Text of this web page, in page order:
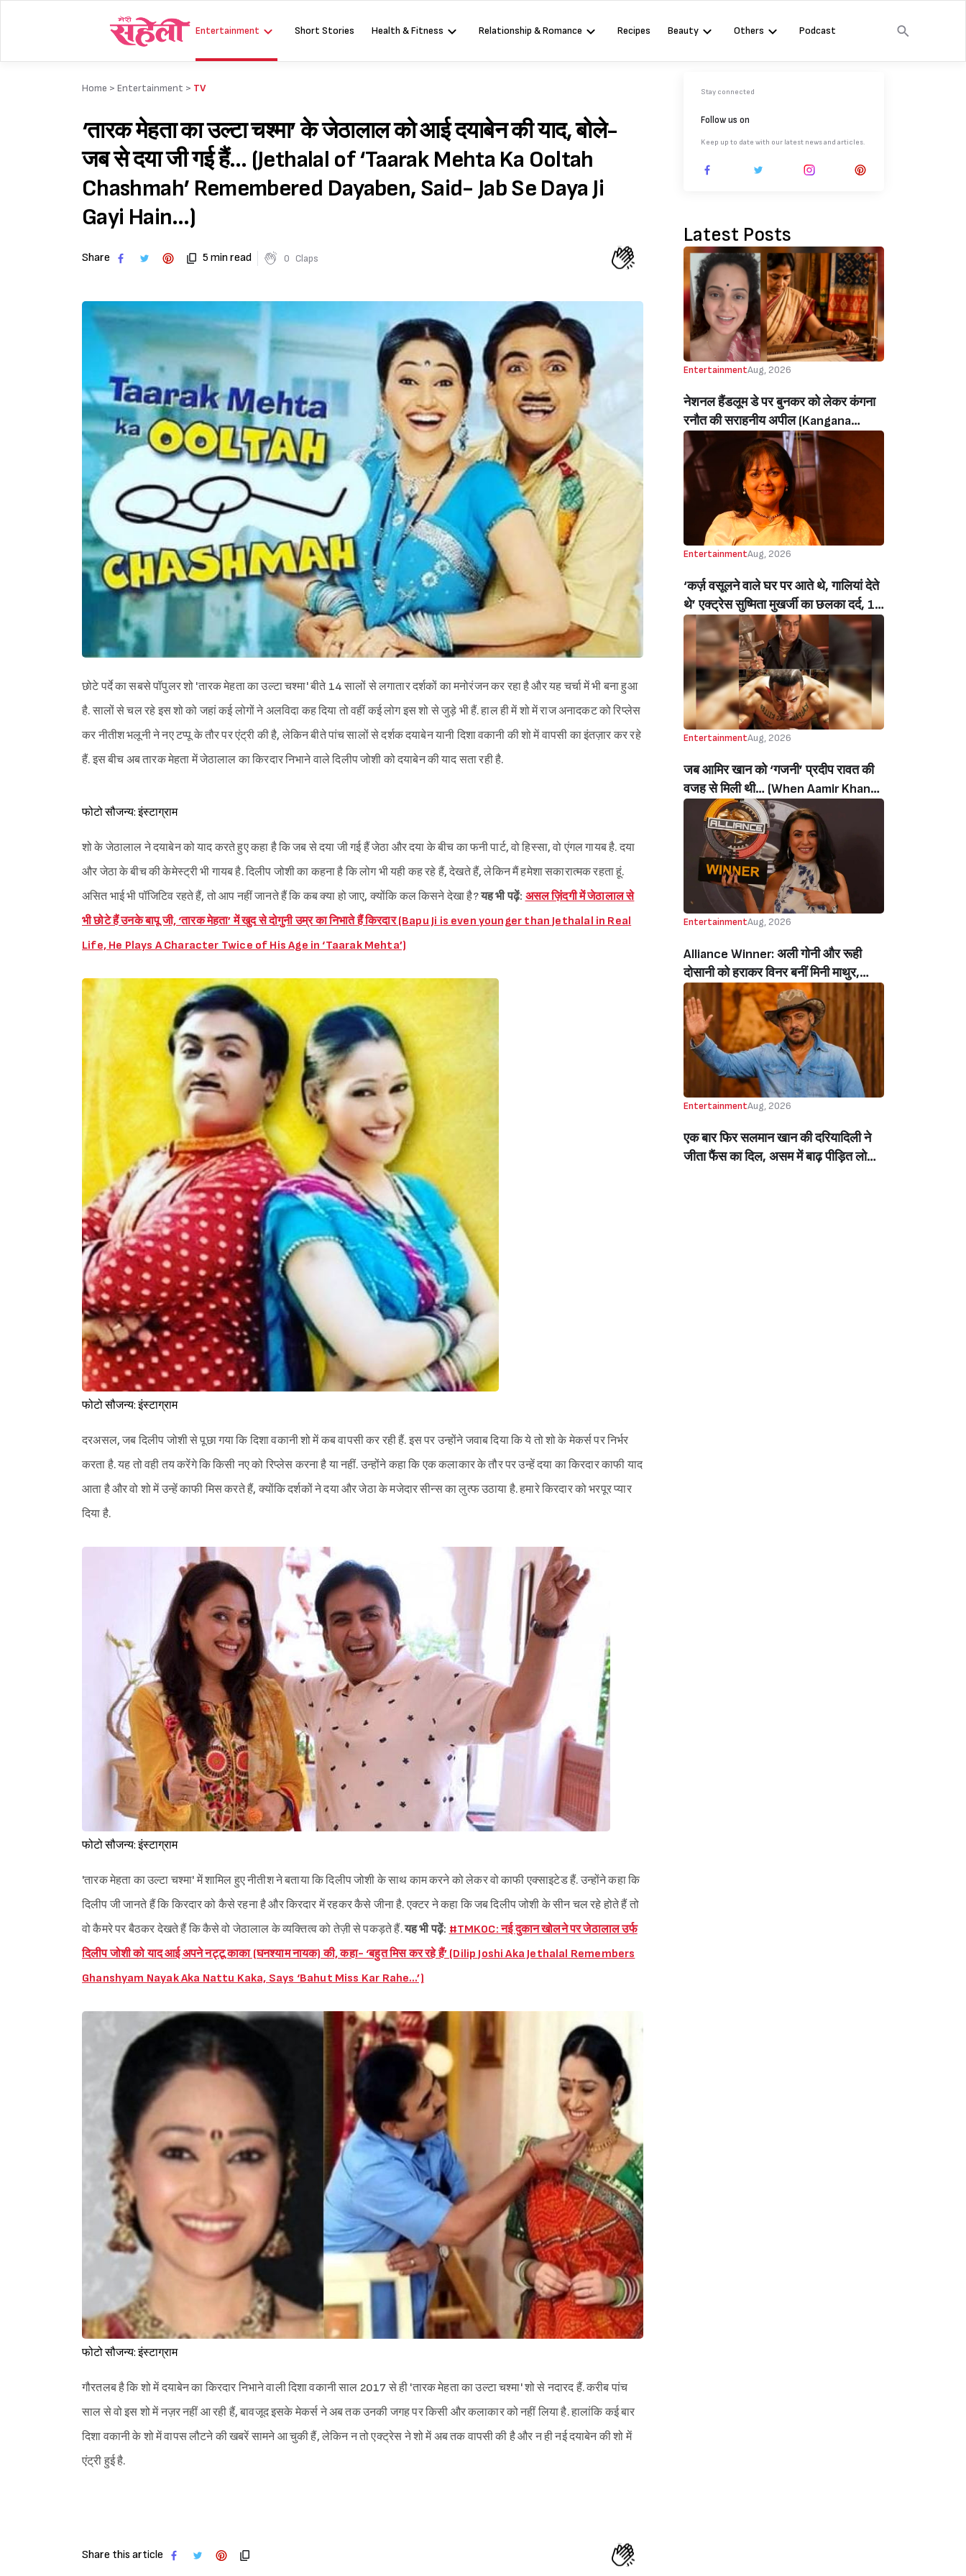
Entertainment Short Stories Health & Fitness Relationship & Romance Recipes Beauty Others Podcast
Home > Entertainment > TV
‘तारक मेहता का उल्टा चश्मा’ के जेठालाल को आई दयाबेन की याद, बोले-
जब से दया जी गई हैं… (Jethalal of ‘Taarak Mehta Ka Ooltah
Chashmah’ Remembered Dayaben, Said- Jab Se Daya Ji
Gayi Hain…)
Share 5 min read 0 Claps
छोटे पर्दे का सबसे पॉपुलर शो 'तारक मेहता का उल्टा चश्मा' बीते 14 सालों से लगातार दर्शकों का मनोरंजन कर रहा है और यह चर्चा में भी बना हुआ
है. सालों से चल रहे इस शो को जहां कई लोगों ने अलविदा कह दिया तो वहीं कई लोग इस शो से जुड़े भी हैं. हाल ही में शो में राज अनादकट को रिप्लेस
कर नीतीश भलूनी ने नए टप्पू के तौर पर एंट्री की है, लेकिन बीते पांच सालों से दर्शक दयाबेन यानी दिशा वकानी की शो में वापसी का इंतज़ार कर रहे
हैं. इस बीच अब तारक मेहता में जेठालाल का किरदार निभाने वाले दिलीप जोशी को दयाबेन की याद सता रही है.
फोटो सौजन्य: इंस्टाग्राम
शो के जेठालाल ने दयाबेन को याद करते हुए कहा है कि जब से दया जी गई हैं जेठा और दया के बीच का फनी पार्ट, वो हिस्सा, वो एंगल गायब है. दया
और जेठा के बीच की केमेस्ट्री भी गायब है. दिलीप जोशी का कहना है कि लोग भी यही कह रहे हैं, देखते हैं, लेकिन मैं हमेशा सकारात्मक रहता हूं.
असित भाई भी पॉजिटिव रहते हैं, तो आप नहीं जानते हैं कि कब क्या हो जाए, क्योंकि कल किसने देखा है?यह भी पढ़ें: असल ज़िंदगी में जेठालाल से
भी छोटे हैं उनके बापू जी, ‘तारक मेहता’ में खुद से दोगुनी उम्र का निभाते हैं किरदार (Bapu Ji is even younger than Jethalal in Real
Life, He Plays A Character Twice of His Age in ‘Taarak Mehta’)
फोटो सौजन्य: इंस्टाग्राम
दरअसल, जब दिलीप जोशी से पूछा गया कि दिशा वकानी शो में कब वापसी कर रही हैं. इस पर उन्होंने जवाब दिया कि ये तो शो के मेकर्स पर निर्भर
करता है. यह तो वही तय करेंगे कि किसी नए को रिप्लेस करना है या नहीं. उन्होंने कहा कि एक कलाकार के तौर पर उन्हें दया का किरदार काफी याद
आता है और वो शो में उन्हें काफी मिस करते हैं, क्योंकि दर्शकों ने दया और जेठा के मजेदार सीन्स का लुत्फ उठाया है. हमारे किरदार को भरपूर प्यार
दिया है.
फोटो सौजन्य: इंस्टाग्राम
'तारक मेहता का उल्टा चश्मा' में शामिल हुए नीतीश ने बताया कि दिलीप जोशी के साथ काम करने को लेकर वो काफी एक्साइटेड हैं. उन्होंने कहा कि
दिलीप जी जानते हैं कि किरदार को कैसे रहना है और किरदार में रहकर कैसे जीना है. एक्टर ने कहा कि जब दिलीप जोशी के सीन चल रहे होते हैं तो
वो कैमरे पर बैठकर देखते हैं कि कैसे वो जेठालाल के व्यक्तित्व को तेज़ी से पकड़ते हैं.यह भी पढ़ें: #TMKOC: नई दुकान खोलने पर जेठालाल उर्फ
दिलीप जोशी को याद आई अपने नट्टू काका (घनश्याम नायक) की, कहा- ‘बहुत मिस कर रहे हैं’ (Dilip Joshi Aka Jethalal Remembers
Ghanshyam Nayak Aka Nattu Kaka, Says ‘Bahut Miss Kar Rahe…’)
फोटो सौजन्य: इंस्टाग्राम
गौरतलब है कि शो में दयाबेन का किरदार निभाने वाली दिशा वकानी साल 2017 से ही 'तारक मेहता का उल्टा चश्मा' शो से नदारद हैं. करीब पांच
साल से वो इस शो में नज़र नहीं आ रही हैं, बावजूद इसके मेकर्स ने अब तक उनकी जगह पर किसी और कलाकार को नहीं लिया है. हालांकि कई बार
दिशा वकानी के शो में वापस लौटने की खबरें सामने आ चुकी हैं, लेकिन न तो एक्ट्रेस ने शो में अब तक वापसी की है और न ही नई दयाबेन की शो में
एंट्री हुई है.
Share this article
Stay connected
Follow us on
Keep up to date with our latest news and articles.
Latest Posts
EntertainmentAug, 2026
नेशनल हैंडलूम डे पर बुनकर को लेकर कंगना
रनौत की सराहनीय अपील (Kangana
Ranaut’s Commendable Appeal
Regarding Weavers On National
Handloom Day)
EntertainmentAug, 2026
‘कर्ज़ वसूलने वाले घर पर आते थे, गालियां देते
थे’ एक्ट्रेस सुष्मिता मुखर्जी का छलका दर्द, 1
करोड़ का कर्ज उतारने के लिए करनी पड़ी थी
C ग्रेड फिल्में, बोलीं- ‘मैंने अपनी आत्मा बेच दी
थी’ (‘I Sold My Soul’ Actress
Sushmita Mukherjee Recalls Doing
C-Grade Films To Pay Loan)
EntertainmentAug, 2026
जब आमिर खान को ‘गजनी’ प्रदीप रावत की
वजह से मिली थी… (When Aamir Khan
Got ‘Ghajini’ Because Of Pradeep
Rawat)
EntertainmentAug, 2026
Alliance Winner: अली गोनी और रूही
दोसानी को हराकर विनर बनीं मिनी माथुर,
इनाम में मिले 50 लाख रुपये और चमचमाती ही
ट्रॉफी (Mini Mathur Lifts Trophy
Beats Aly Goni And Ruhee Dosani)
EntertainmentAug, 2026
एक बार फिर सलमान खान की दरियादिली ने
जीता फैंस का दिल, असम में बाढ़ पीड़ित लोगों